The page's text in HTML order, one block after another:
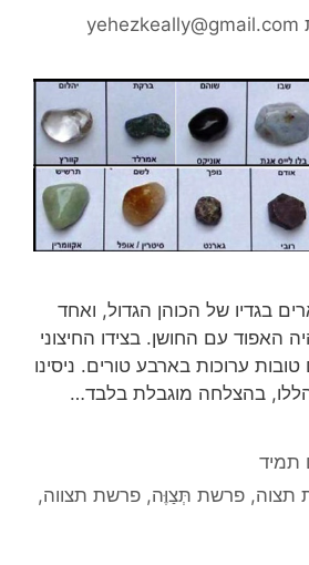
yehezkeally@gmail.com
בגדיו של הכוהן הגדול, ואחד
האפוד עם החושן. בצידו החיצוני
ערוכות בארבע טורים. ניסינו
בהצלחה מוגבלת בלבד…
תמיד
תצוה,פרשת תְּצַוֶּה,פרשת תצווה,